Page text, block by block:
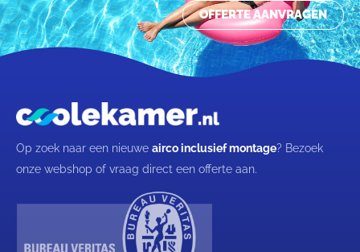
OFFERTE AANVRAGEN
Op zoek naar een nieuwe airco inclusief montage? Bezoek
onze webshop of vraag direct een offerte aan.